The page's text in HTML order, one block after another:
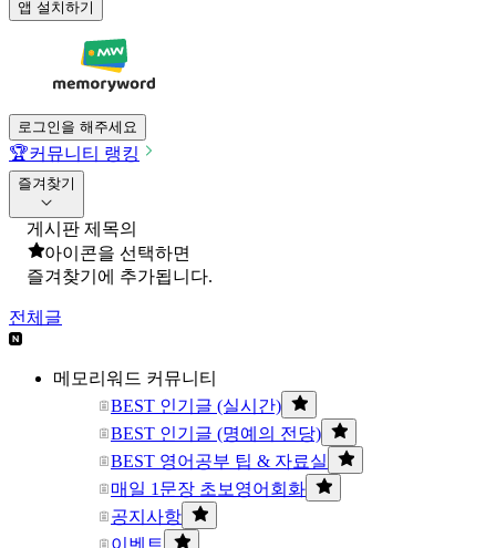
앱 설치하기
로그인을 해주세요
🏆커뮤니티 랭킹
즐겨찾기
게시판 제목의
아이콘을 선택하면
즐겨찾기에 추가됩니다.
전체글
메모리워드 커뮤니티
BEST 인기글 (실시간)
BEST 인기글 (명예의 전당)
BEST 영어공부 팁 & 자료실
매일 1문장 초보영어회화
공지사항
이벤트